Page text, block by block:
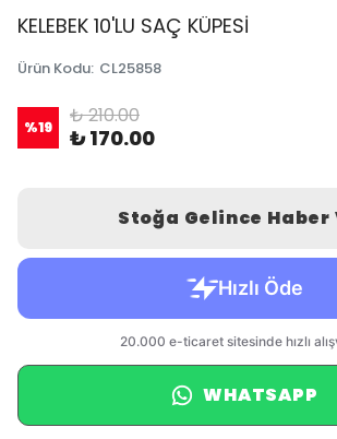
KELEBEK 10'LU SAÇ KÜPESİ
Ürün Kodu: CL25858
%19 ₺ 210.00
₺ 170.00
Stoğa Gelince Haber
WHATSAPP